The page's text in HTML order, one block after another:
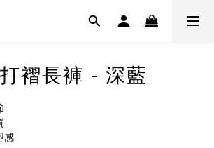
褶長褲 - 深藍
感